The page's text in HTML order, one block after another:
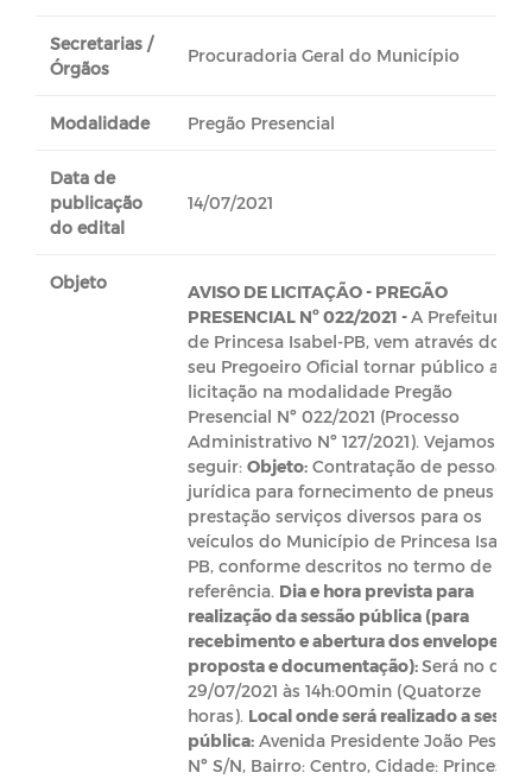
Secretarias /
Órgãos
Procuradoria Geral do Município
Modalidade Pregão Presencial
Data de
publicação
do edital
14/07/2021
Objeto AVISO DE LICITAÇÃO - PREGÃO
PRESENCIAL Nº 022/2021 -A Prefeitura
de Princesa Isabel-PB, vem através do
seu Pregoeiro Oficial tornar público a
licitação na modalidade Pregão
Presencial Nº 022/2021 (Processo
Administrativo Nº 127/2021). Vejamos a
seguir: Objeto:Contratação de pessoa
jurídica para fornecimento de pneus e
prestação serviços diversos para os
veículos do Município de Princesa Isabel-
PB, conforme descritos no termo de
referência. Dia e hora prevista para
realização da sessão pública (para
recebimento e abertura dos envelopes
proposta e documentação):Será no dia
29/07/2021 às 14h:00min (Quatorze
horas). Local onde será realizado a sessão
pública:Avenida Presidente João Pessoa,
Nº S/N, Bairro: Centro, Cidade: Princesa